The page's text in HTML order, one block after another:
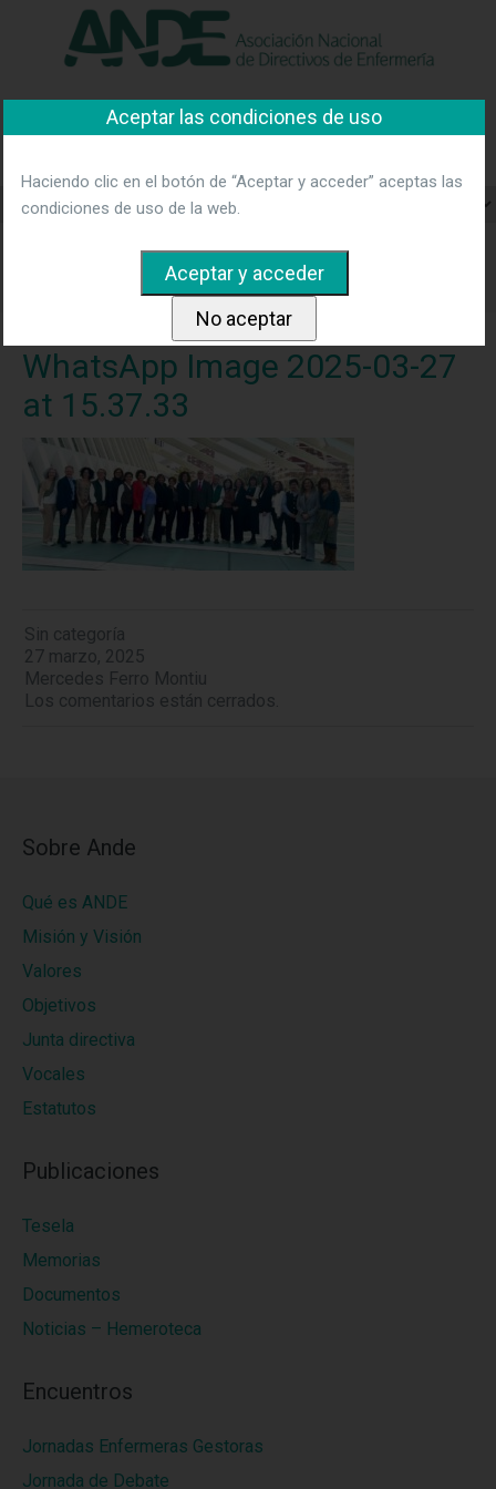
"Ver política"
Asociación Nacional de
Directivos de EnfermeríaWhatsApp Image 2025-03-27 at
15.37.33
WhatsApp Image 2025-03-27
at 15.37.33
Sin categoría
27 marzo, 2025
Mercedes Ferro Montiu
Los comentarios están cerrados.
Sobre Ande
Qué es ANDE
Misión y Visión
Valores
Objetivos
Junta directiva
Vocales
Estatutos
Publicaciones
Tesela
Memorias
Documentos
Noticias – Hemeroteca
Encuentros
Jornadas Enfermeras Gestoras
Jornada de Debate
Aceptar las condiciones de uso
Haciendo clic en el botón de “Aceptar y acceder” aceptas las
condiciones de uso de la web.